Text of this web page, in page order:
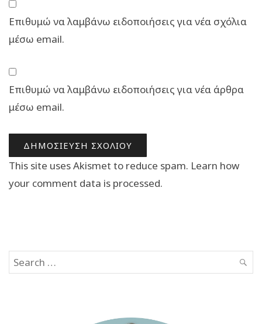
Επιθυμώ να λαμβάνω ειδοποιήσεις για νέα σχόλια
μέσω email.
Επιθυμώ να λαμβάνω ειδοποιήσεις για νέα άρθρα
μέσω email.
This site uses Akismet to reduce spam. Learn how
your comment data is processed.
Search
for: